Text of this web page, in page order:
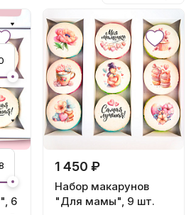
6
1 450 ₽
Набор макарунов
"Для мамы", 9 шт.